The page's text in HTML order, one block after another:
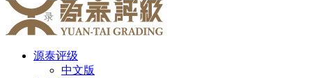
录
源泰评级
中文版